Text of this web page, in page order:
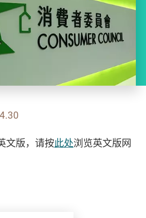
文版，请按此处浏览英文版网